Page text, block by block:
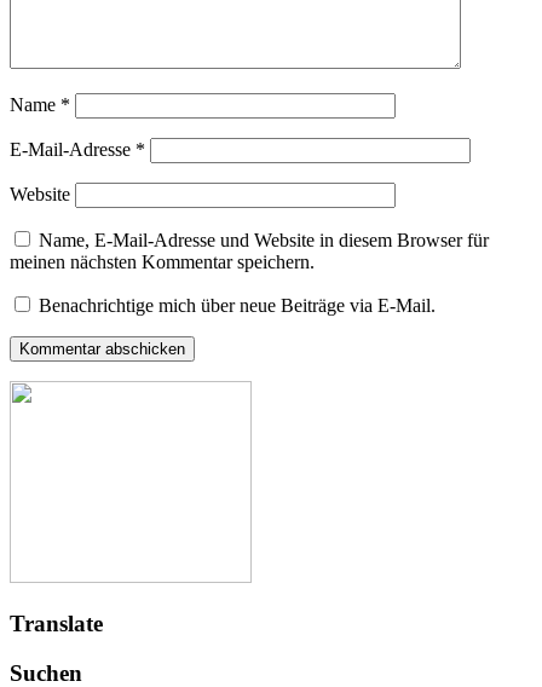
Name *
E-Mail-Adresse *
Website
Name, E-Mail-Adresse und Website in diesem Browser für
meinen nächsten Kommentar speichern.
Benachrichtige mich über neue Beiträge via E-Mail.
Translate
Suchen